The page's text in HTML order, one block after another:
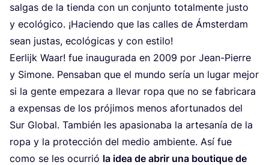
sal­gas de la tien­da con un con­jun­to total­men­te jus­to
y eco­ló­gi­co. ¡Hacien­do que las calles de Áms­ter­dam
sean jus­tas, eco­ló­gi­cas y con estilo!
Eer­lijk Waar! fue inau­gu­ra­da en 2009 por Jean-Pie­rre
y Simo­ne. Pen­sa­ban que el mun­do sería un lugar mejor
si la gen­te empe­za­ra a lle­var ropa que no se fabri­ca­ra
a expen­sas de los pró­ji­mos menos afor­tu­na­dos del
Sur Glo­bal. Tam­bién les apa­sio­na­ba la arte­sa­nía de la
ropa y la pro­tec­ción del medio ambien­te. Así fue
como se les ocu­rrió la idea de abrir una bou­ti­que de